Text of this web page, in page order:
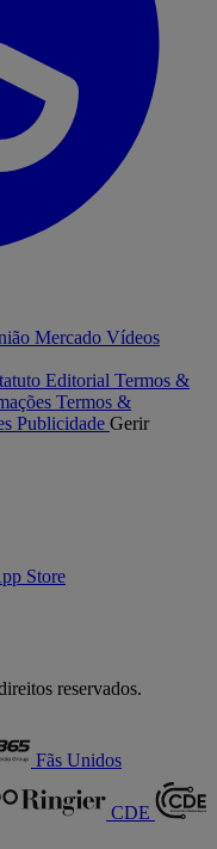
Mercado Vídeos
Editorial Termos &
Termos &
Publicidade Gerir
Store
reservados.
Fãs Unidos
CDE